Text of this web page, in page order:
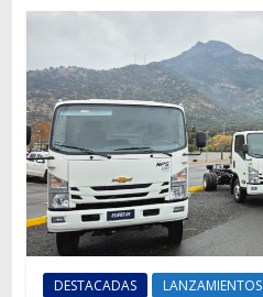
motos,
información
del
mundo
del
transporte
DESTACADAS LANZAMIENTOS